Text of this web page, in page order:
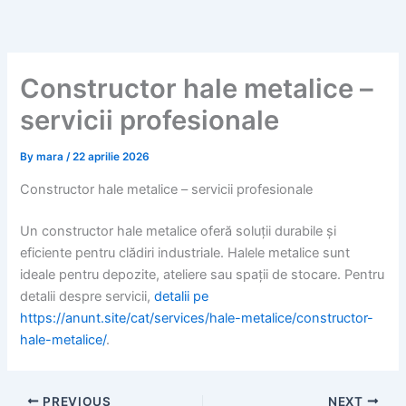
Constructor hale metalice –
servicii profesionale
Bymara/22 aprilie 2026
Constructor hale metalice – servicii profesionale
Un constructor hale metalice oferă soluții durabile și
eficiente pentru clădiri industriale. Halele metalice sunt
ideale pentru depozite, ateliere sau spații de stocare. Pentru
detalii despre servicii,detalii pe
https://anunt.site/cat/services/hale-metalice/constructor-
hale-metalice/.
PREVIOUS NEXT